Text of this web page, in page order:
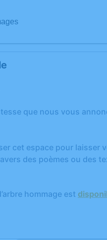
que nous vous
cet espace pour laisser
des poèmes ou des
hommage est